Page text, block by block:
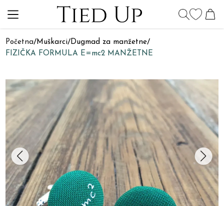
Početna/Muškarci/Dugmad za manžetne/
FIZIČKA FORMULA E=mc2 MANŽETNE